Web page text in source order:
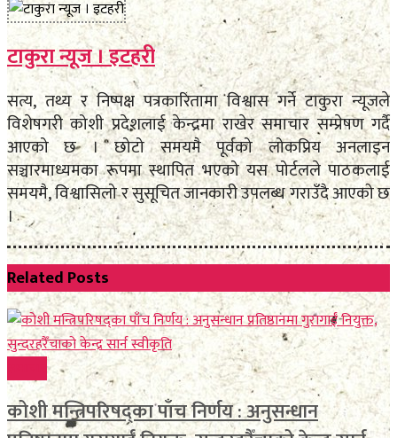
टाकुरा न्यूज । इटहरी
सत्य, तथ्य र निष्पक्ष पत्रकारितामा विश्वास गर्ने टाकुरा न्यूजले
विशेषगरी कोशी प्रदेशलाई केन्द्रमा राखेर समाचार सम्प्रेषण गर्दै
आएको छ । छोटो समयमै पूर्वको लोकप्रिय अनलाइन
सञ्चारमाध्यमका रूपमा स्थापित भएको यस पोर्टलले पाठकलाई
समयमै, विश्वासिलो र सुसूचित जानकारी उपलब्ध गराउँदै आएको छ
।
RelatedPosts
कोशी मन्त्रिपरिषद्का पाँच निर्णय : अनुसन्धान